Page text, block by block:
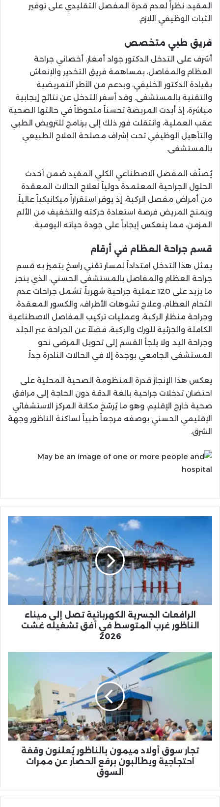
المقيد، نظراً لعدم قدرة المفصل التقليدي على توفير
الثبات الوظيفي اللازم.
فريق طبي متخصص
أشرف على التدخل الدكتور جواد أمغار، أخصائي جراحة
العظام والمفاصل، بمساهمة فريق التخدير والإنعاش
بقيادة الدكتور الخليفي، وبدعم من الأطر التمريضية
والتقنية بالمستشفى. وقد أسفر التدخل عن نتائج إيجابية
مباشرة، إذ أبدت المريضة تحسناً ملحوظاً في حالتها الصحية
عقب العملية، وانتقلت فور ذلك إلى برنامج للترويض الطبي
والتأهيل الوظيفي تحت إشراف مصلحة العلاج الطبيعي
بالمستشفى.
يُصنَّف المفصل الاصطناعي الكلي المقيد ضمن أحدث
الحلول الجراحية المعتمدة دولياً لعلاج الحالات المعقدة
من أمراض مفصل الركبة، إذ يوفر استقراراً ميكانيكياً عالياً،
ويمنح المريض فرصة استعادة حركته والتخفيف من الألم
المزمن، مما ينعكس إيجاباً على جودة حياته اليومية.
قسم جراحة العظام في أرقام
يمثل هذا التدخل امتداداً لمسار تقني راسخ يتميز به قسم
جراحة العظام والمفاصل بالمستشفى الحسني، الذي ينجز
ما يزيد على 120 عملية جراحية شهرياً، تشمل جراحات عدم
التحام العظام، وعلاج تشوهات الأطراف، والكسور المعقدة،
وجراحة منظار الركبة، وعمليات تركيب المفاصل الاصطناعية
الكاملة والجزئية للورك والركبة، فضلاً عن الجراحة عبر الجلد
وجراحة اليد. ولا يلجأ القسم إلى تحويل المرضى نحو
المستشفى الجامعي بوجدة إلا في الحالات النادرة جداً.
يعكس هذا الإنجاز قدرة المنظومة الصحية المحلية على
احتضان تدخلات جراحية بالغة الدقة دون الحاجة إلى مرافق
صحية خارج الإقليم، وهو ما يُرسّخ مكانة المركز الاستشفائي
الإقليمي الحسني بوصفه مرجعاً طبياً لساكنة الناظور وجهة
الشرق.
المتوسط
2026
الرافعات الجسرية الكهربائية تصل إلى ميناء
الناظور غرب المتوسط في أفق تشغيله غشت
2026
تجار
وقفة
احتجاجية
ويطالبون
برفع
السوق
تجار سوق أولاد ميمون بالناظور يُعلنون وقفة
احتجاجية ويطالبون برفع الحصار عن ممرات
السوق